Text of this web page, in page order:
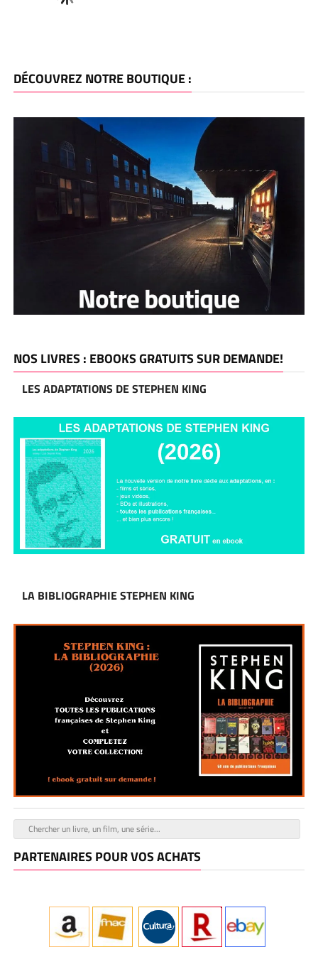
DÉCOUVREZ NOTRE BOUTIQUE :
NOS LIVRES : EBOOKS GRATUITS SUR DEMANDE!
LES ADAPTATIONS DE STEPHEN KING
LA BIBLIOGRAPHIE STEPHEN KING
PARTENAIRES POUR VOS ACHATS